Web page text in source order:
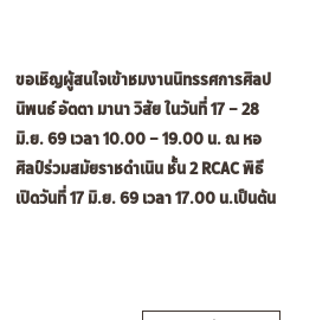
ขอเชิญผู้สนใจเข้าชมงานนิทรรศการศิลป
นิพนธ์ อัตตา มานา วิสัย ในวันที่ 17 – 28
มิ.ย. 69 เวลา 10.00 – 19.00 น. ณ หอ
ศิลป์ร่วมสมัยราชดำเนิน ชั้น 2 RCAC พิธี
เปิดวันที่ 17 มิ.ย. 69 เวลา 17.00 น.เป็นต้น